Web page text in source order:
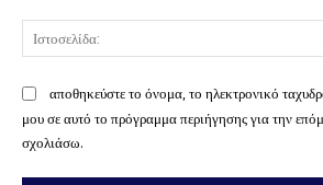
αποθηκεύστε το όνομα, το ηλεκτρονικό
μου σε αυτό το πρόγραμμα περιήγησης για την
σχολιάσω.